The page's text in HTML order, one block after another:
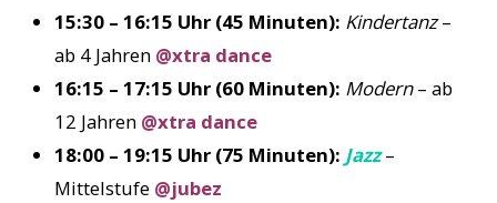
15:30 – 16:15 Uhr (45 Minuten): Kindertanz–
ab 4 Jahren @xtra dance
16:15 – 17:15 Uhr (60 Minuten): Modern– ab
12 Jahren @xtra dance
18:00 – 19:15 Uhr (75 Minuten): Jazz–
Mittelstufe @jubez